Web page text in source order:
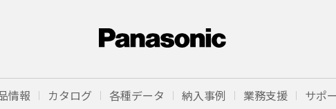
情報 カタログ 各種データ 納入事例 業務支援 サポ